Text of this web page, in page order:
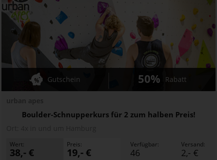
Boulder-Schnupperkurs für 2 zum halben Preis!
Gutschein 50% Rabatt
Wert:
38,- €
Preis:
19,- €
Verfügbar:
46
Versand:
2,- €